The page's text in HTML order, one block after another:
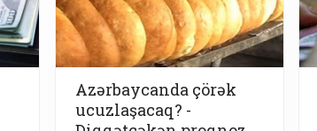
Azərbaycanda çörək
ucuzlaşacaq? -